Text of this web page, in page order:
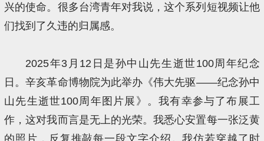
兴的使命。很多台湾青年对我说，这个系列短视频让他
们找到了久违的归属感。
2025年3月12日是孙中山先生逝世100周年纪念
日。辛亥革命博物院为此举办《伟大先驱——纪念孙中
山先生逝世100周年图片展》。我有幸参与了布展工
作，这对我而言是无上的光荣。我悉心安置每一张泛黄
的照片，反复推敲每一段文字介绍。我仿若穿越了时